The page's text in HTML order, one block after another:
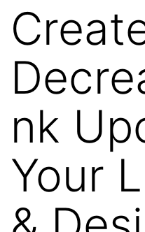
nk
Your